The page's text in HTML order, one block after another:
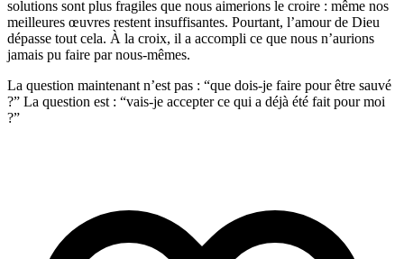
solutions sont plus fragiles que nous aimerions le croire : même nos
meilleures œuvres restent insuffisantes. Pourtant, l’amour de Dieu
dépasse tout cela. À la croix, il a accompli ce que nous n’aurions
jamais pu faire par nous-mêmes.
La question maintenant n’est pas : “que dois-je faire pour être sauvé
?” La question est : “vais-je accepter ce qui a déjà été fait pour moi
?”